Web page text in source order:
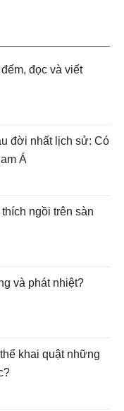
đọc và viết
đời nhất lịch sử: Có
Á
ngồi trên sàn
và phát nhiệt?
khai quật những